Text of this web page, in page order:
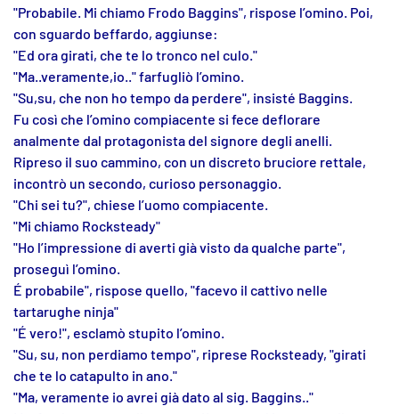
"Probabile. Mi chiamo Frodo Baggins", rispose l’omino. Poi,
con sguardo beffardo, aggiunse:
"Ed ora girati, che te lo tronco nel culo."
"Ma..veramente,io.." farfugliò l’omino.
"Su,su, che non ho tempo da perdere", insisté Baggins.
Fu così che l’omino compiacente si fece deflorare
analmente dal protagonista del signore degli anelli.
Ripreso il suo cammino, con un discreto bruciore rettale,
incontrò un secondo, curioso personaggio.
"Chi sei tu?", chiese l’uomo compiacente.
"Mi chiamo Rocksteady"
"Ho l’impressione di averti già visto da qualche parte",
proseguì l’omino.
É probabile", rispose quello, "facevo il cattivo nelle
tartarughe ninja"
"É vero!", esclamò stupito l’omino.
"Su, su, non perdiamo tempo", riprese Rocksteady, "girati
che te lo catapulto in ano."
"Ma, veramente io avrei già dato al sig. Baggins.."